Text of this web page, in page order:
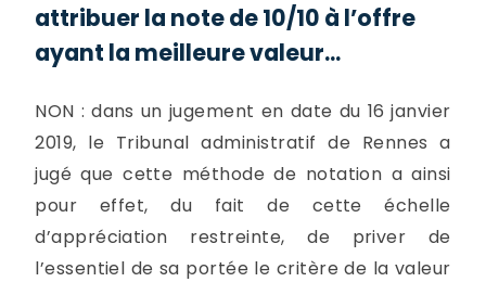
attribuer la note de 10/10 à l’offre
ayant la meilleure valeur...
NON : dans un jugement en date du 16 janvier
2019, le Tribunal administratif de Rennes a
jugé que cette méthode de notation a ainsi
pour effet, du fait de cette échelle
d’appréciation restreinte, de priver de
l’essentiel de sa portée le critère de la valeur